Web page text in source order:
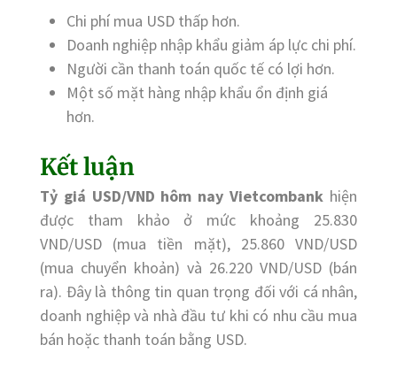
Chi phí mua USD thấp hơn.
Doanh nghiệp nhập khẩu giảm áp lực chi phí.
Người cần thanh toán quốc tế có lợi hơn.
Một số mặt hàng nhập khẩu ổn định giá
hơn.
Kết luận
Tỷ giá USD/VND hôm nay Vietcombank hiện
được tham khảo ở mức khoảng 25.830
VND/USD (mua tiền mặt), 25.860 VND/USD
(mua chuyển khoản) và 26.220 VND/USD (bán
ra). Đây là thông tin quan trọng đối với cá nhân,
doanh nghiệp và nhà đầu tư khi có nhu cầu mua
bán hoặc thanh toán bằng USD.